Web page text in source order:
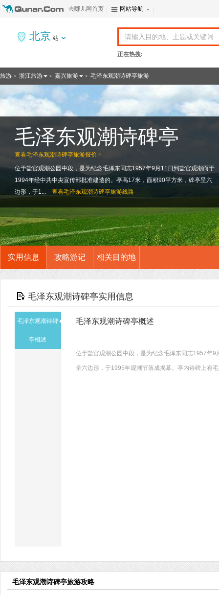
去哪儿网首页 网站导航
北京 站
正在热搜:
旅游 > 浙江旅游 > 嘉兴旅游 > 毛泽东观潮诗碑亭旅游
查看毛泽东观潮诗碑亭旅游报价 >
毛泽东观潮诗碑亭
位于盐官观潮公园中段，是为纪念毛泽东同志1957年9月11日到盐官观潮而于
1994年经中共中央宣传部批准建造的。亭高17米，面积90平方米，碑亭呈六
边形，于1...
查看毛泽东观潮诗碑亭旅游线路
实用信息 攻略游记 相关目的地
毛泽东观潮诗碑亭实用信息
毛泽东观潮诗碑
亭概述
毛泽东观潮诗碑亭概述
位于盐官观潮公园中段，是为纪念毛泽东同志1957年
呈六边形，于1995年观潮节落成揭幕。亭内诗碑上有
毛泽东观潮诗碑亭旅游攻略